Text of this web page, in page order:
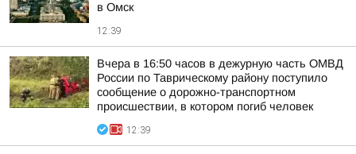
в Омск
12:39
Вчера в 16:50 часов в дежурную часть ОМВД
России по Таврическому району поступило
сообщение о дорожно-транспортном
происшествии, в котором погиб человек
12:39